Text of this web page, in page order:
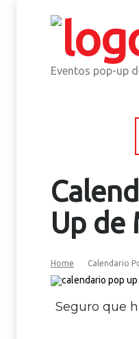
Eventos pop-up
Up de
Home Calendario
Seguro que